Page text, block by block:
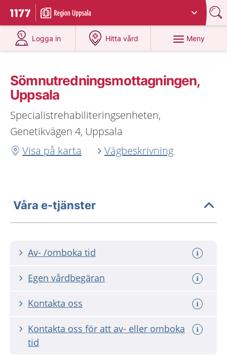
Till startsidan för 1177
Du har valt region
Logga in
på 1177.se
Hitta vård
på 1177.se
Meny
Sömnutredningsmottagningen,
Uppsala
Specialistrehabiliteringsenheten,
Genetikvägen 4, Uppsala
Visa på karta
Vägbeskrivning
Våra e-tjänster
Av- /omboka tid
Egen vårdbegäran
Kontakta oss
Kontakta oss för att av- eller omboka
tid